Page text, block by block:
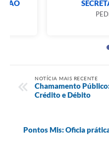
SECRETARIA
PATRÍCIA
NOTÍCIA MAIS RECENTE
Chamamento
Crédito e Débito
Pontos Mis: Oficia